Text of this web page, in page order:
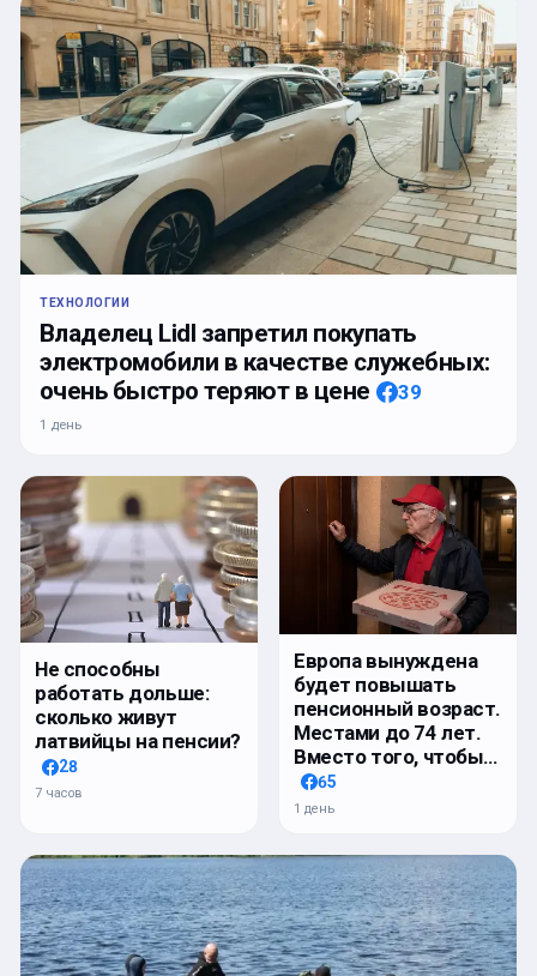
ТЕХНОЛОГИИ
Владелец Lidl запретил покупать
электромобили в качестве служебных:
очень быстро теряют в цене
39
1 день
Не способны
работать дольше:
сколько живут
латвийцы на пенсии?
28
7 часов
Европа вынуждена
будет повышать
пенсионный возраст.
Местами до 74 лет.
Вместо того, чтобы…
65
1 день